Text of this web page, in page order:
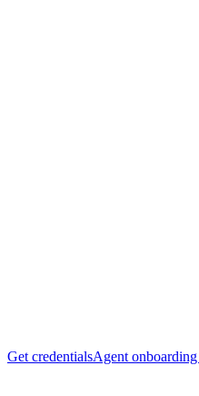
Get credentialsAgent